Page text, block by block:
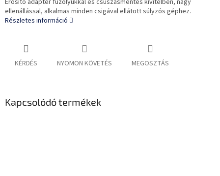
Erősítő adapter fűzőlyukkal és csúszásmentes kivitelben, nagy
ellenállással, alkalmas minden csigával ellátott súlyzós géphez.
Részletes információ
KÉRDÉS NYOMON KÖVETÉS MEGOSZTÁS
Kapcsolódó termékek